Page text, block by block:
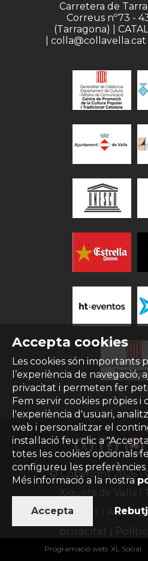
Accepta cookies
Les cookies són importants
l’experiència de
privacitat i permeten fer
Fem servir cookies pròpies
l'experiència d'usuari,
web i personalitzar el
instal·lació feu clic a
totes les cookies opcionals
configureu les preferències
Més informació a la nostra
Accepta
Carretera de
Correus nº73 -
(Tarragona) |
| colla@collavella.cat
© Copyright2026-
Xiquets de Valls |
reservats | Avís
privacitat
Programació web: XL Social